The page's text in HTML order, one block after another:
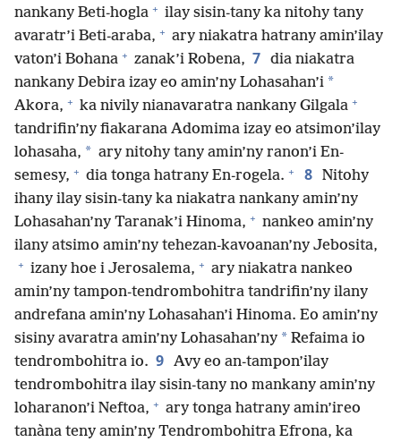
nankany Beti-hogla + ilay sisin-tany ka nitohy tany
avaratr’i Beti-araba, + ary niakatra hatrany amin’ilay
vaton’i Bohana + zanak’i Robena, 7 dia niakatra
nankany Debira izay eo amin’ny Lohasahan’i *
Akora, + ka nivily nianavaratra nankany Gilgala +
tandrifin’ny fiakarana Adomima izay eo atsimon’ilay
lohasaha, * ary nitohy tany amin’ny ranon’i En-
semesy, + dia tonga hatrany En-rogela. + 8 Nitohy
ihany ilay sisin-tany ka niakatra nankany amin’ny
Lohasahan’ny Taranak’i Hinoma, + nankeo amin’ny
ilany atsimo amin’ny tehezan-kavoanan’ny Jebosita,
+ izany hoe i Jerosalema, + ary niakatra nankeo
amin’ny tampon-tendrombohitra tandrifin’ny ilany
andrefana amin’ny Lohasahan’i Hinoma. Eo amin’ny
sisiny avaratra amin’ny Lohasahan’ny * Refaima io
tendrombohitra io. 9 Avy eo an-tampon’ilay
tendrombohitra ilay sisin-tany no mankany amin’ny
loharanon’i Neftoa, + ary tonga hatrany amin’ireo
tanàna teny amin’ny Tendrombohitra Efrona, ka